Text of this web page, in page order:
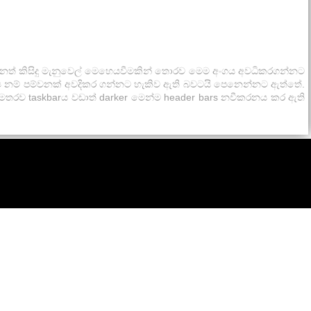
කිසිදු මැනුවෙල් මෙහෙයවීමකින් තොරව මෙම අංගය අවධිකරගන්නට
නම් පම්වනක් අවදිකර ගන්නට හැකිව ඇති බවටයි පෙනෙන්නට ඇත්තේ.
taskbarය වඩාත් darker මෙන්ම header bars නවීකරනය කර ඇති